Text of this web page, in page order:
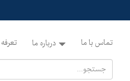
تماس با ما درباره ما